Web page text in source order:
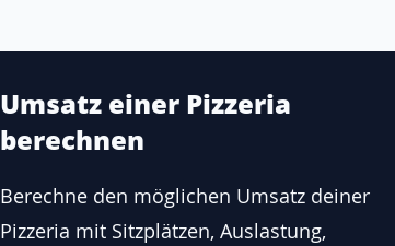
Umsatz einer Pizzeria
berechnen
Berechne den möglichen Umsatz deiner
Pizzeria mit Sitzplätzen, Auslastung,